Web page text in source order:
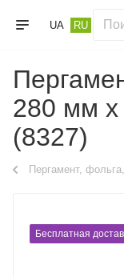
UA RU
280 мм
(8327)
Пергамент,
Бесплатная